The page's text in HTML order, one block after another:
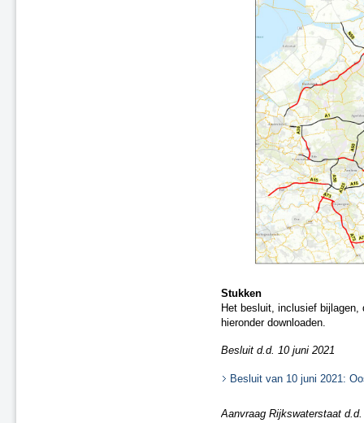
Stukken
Het besluit, inclusief
hieronder downloaden.
Besluit d.d. 10 juni 2021
Besluit van 10 juni 2021:
Aanvraag Rijkswaterstaat